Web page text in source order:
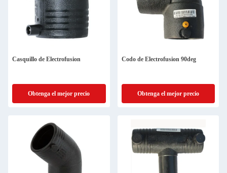
Casquillo de Electrofusion
Obtenga el mejor precio
Codo de Electrofusion 90deg
Obtenga el mejor precio